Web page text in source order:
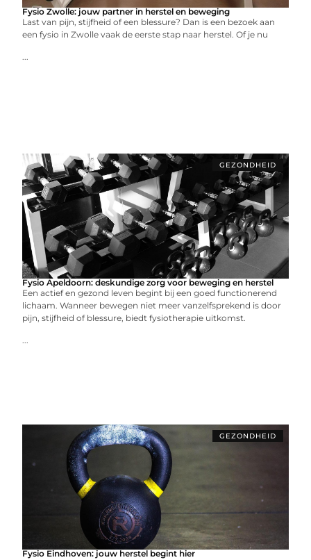
Fysio Zwolle: jouw partner in herstel en beweging
Last van pijn, stijfheid of een blessure? Dan is een bezoek aan
een fysio in Zwolle vaak de eerste stap naar herstel. Of je nu
...
GEZONDHEID
Fysio Apeldoorn: deskundige zorg voor beweging en herstel
Een actief en gezond leven begint bij een goed functionerend
lichaam. Wanneer bewegen niet meer vanzelfsprekend is door
pijn, stijfheid of blessure, biedt fysiotherapie uitkomst.
...
GEZONDHEID
Fysio Eindhoven: jouw herstel begint hier